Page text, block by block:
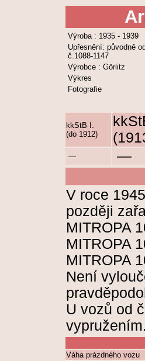
Výroba : 1935 - 1939
Upřesnění: původně
č.1088-1147
Výrobce : Görlitz
Výkres
Fotografie
kkStB I.
(do 1912)
— —
V roce
později
MITROPA
MITROPA
MITROPA
Není
U vozů od
vypružením.
Váha prázdného vozu